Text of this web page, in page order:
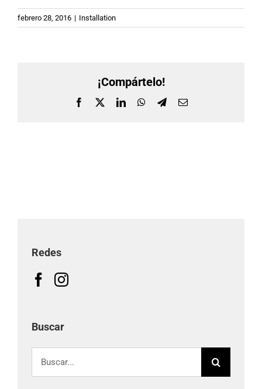
febrero 28, 2016 | Installation
¡Compártelo!
Facebook LinkedInWhatsApp
TelegramCorreo
Redes
Buscar